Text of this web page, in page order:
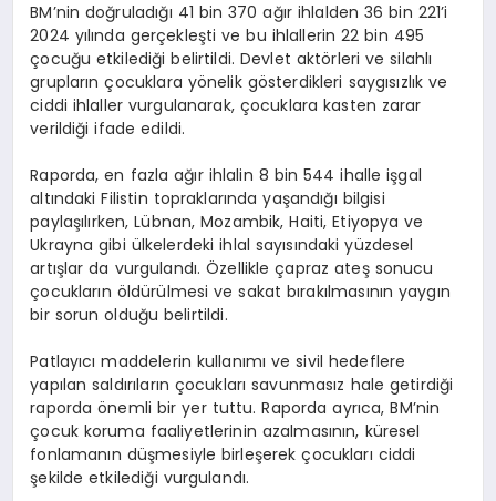
BM’nin doğruladığı 41 bin 370 ağır ihlalden 36 bin 221’i
2024 yılında gerçekleşti ve bu ihlallerin 22 bin 495
çocuğu etkilediği belirtildi. Devlet aktörleri ve silahlı
grupların çocuklara yönelik gösterdikleri saygısızlık ve
ciddi ihlaller vurgulanarak, çocuklara kasten zarar
verildiği ifade edildi.
Raporda, en fazla ağır ihlalin 8 bin 544 ihalle işgal
altındaki Filistin topraklarında yaşandığı bilgisi
paylaşılırken, Lübnan, Mozambik, Haiti, Etiyopya ve
Ukrayna gibi ülkelerdeki ihlal sayısındaki yüzdesel
artışlar da vurgulandı. Özellikle çapraz ateş sonucu
çocukların öldürülmesi ve sakat bırakılmasının yaygın
bir sorun olduğu belirtildi.
Patlayıcı maddelerin kullanımı ve sivil hedeflere
yapılan saldırıların çocukları savunmasız hale getirdiği
raporda önemli bir yer tuttu. Raporda ayrıca, BM’nin
çocuk koruma faaliyetlerinin azalmasının, küresel
fonlamanın düşmesiyle birleşerek çocukları ciddi
şekilde etkilediği vurgulandı.